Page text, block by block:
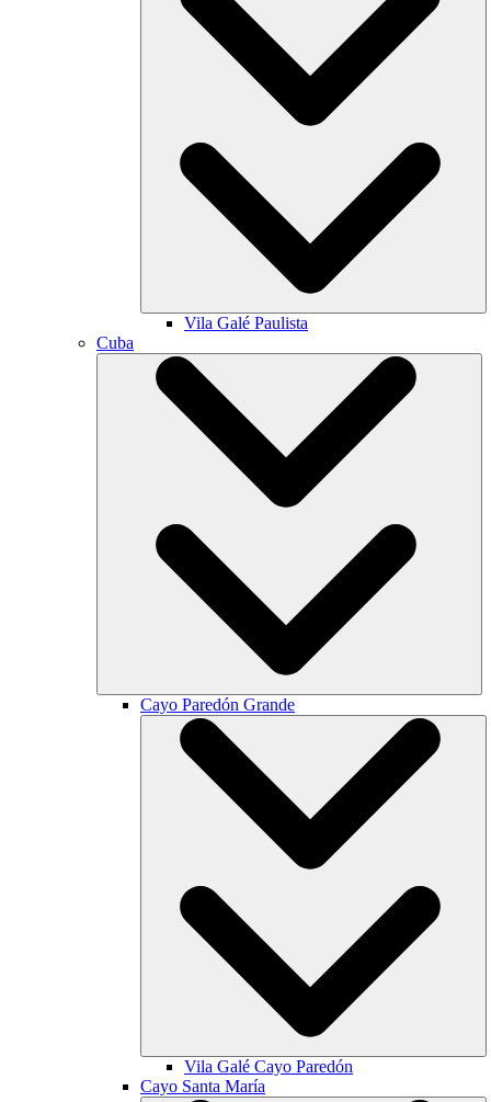
Vila Galé Paulista
Cuba
Cayo Paredón Grande
Vila Galé Cayo Paredón
Cayo Santa María